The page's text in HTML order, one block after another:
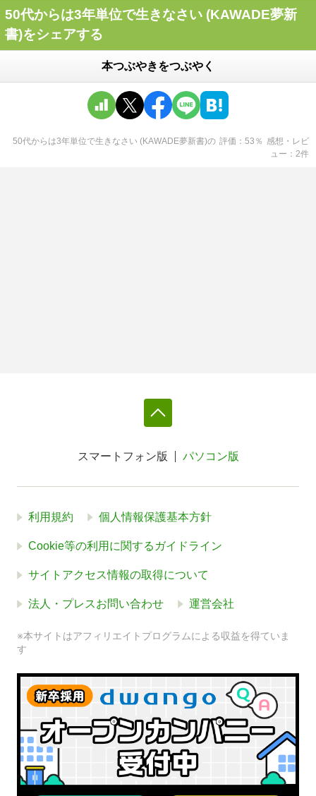
50代からは3年単位で生きなさい (KAWADE夢新
書)をシェアする
本つぶやきをつぶやく
50代からは3年単位で生きなさい (KAWADE夢新書)の 評価 53 ％ 感想・レビ
ュー
2件
スマートフォン版 パソコン版
利用規約 個人情報保護基本方針
Cookie等の利用に関するガイドライン
サイトアクセス情報の取得について
法人・プレスお問い合わせ 運営会社
※本サイトはアフィリエイトプログラムによる収益を得ていま
す